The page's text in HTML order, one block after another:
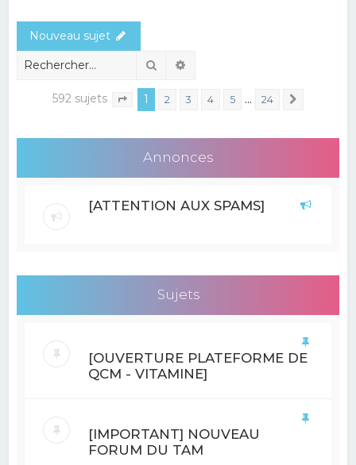
Nouveau sujet
Rechercher
592 sujets Page sur 24
1 2 3 4 5 … 24
Annonces
[ATTENTION AUX SPAMS]
Sujets
[OUVERTURE PLATEFORME DE
QCM - VITAMINE]
[IMPORTANT] NOUVEAU
FORUM DU TAM